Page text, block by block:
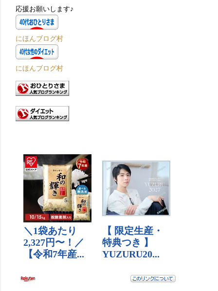
応援お願いします♪
にほんブログ村
にほんブログ村